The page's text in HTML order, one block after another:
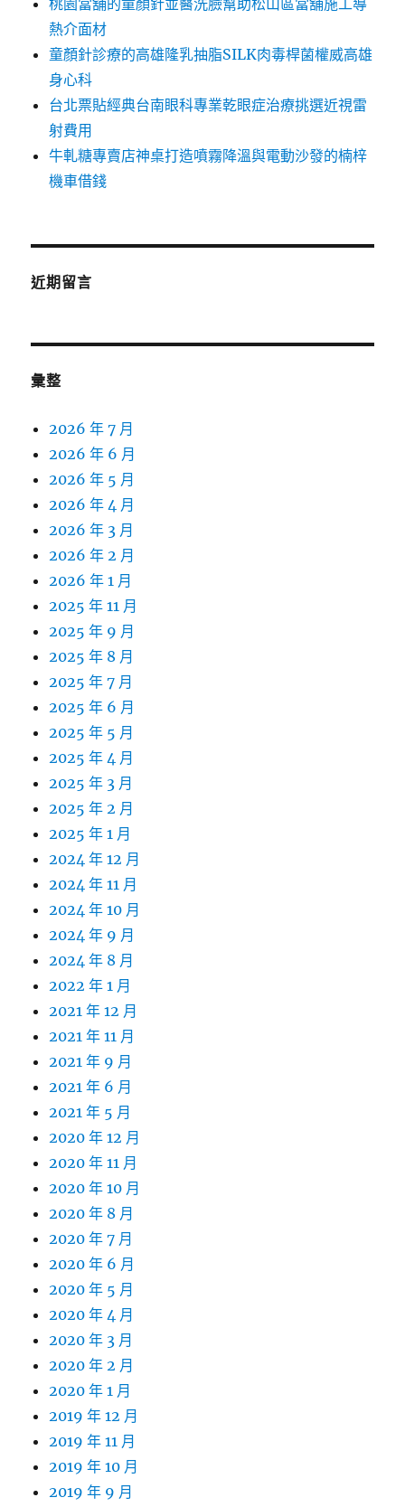
桃園當舖的童顏針並醫洗臉幫助松山區當舖施工導
熱介面材
童顏針診療的高雄隆乳抽脂SILK肉毒桿菌權威高雄
身心科
台北票貼經典台南眼科專業乾眼症治療挑選近視雷
射費用
牛軋糖專賣店神桌打造噴霧降溫與電動沙發的楠梓
機車借錢
近期留言
彙整
2026 年 7 月
2026 年 6 月
2026 年 5 月
2026 年 4 月
2026 年 3 月
2026 年 2 月
2026 年 1 月
2025 年 11 月
2025 年 9 月
2025 年 8 月
2025 年 7 月
2025 年 6 月
2025 年 5 月
2025 年 4 月
2025 年 3 月
2025 年 2 月
2025 年 1 月
2024 年 12 月
2024 年 11 月
2024 年 10 月
2024 年 9 月
2024 年 8 月
2022 年 1 月
2021 年 12 月
2021 年 11 月
2021 年 9 月
2021 年 6 月
2021 年 5 月
2020 年 12 月
2020 年 11 月
2020 年 10 月
2020 年 8 月
2020 年 7 月
2020 年 6 月
2020 年 5 月
2020 年 4 月
2020 年 3 月
2020 年 2 月
2020 年 1 月
2019 年 12 月
2019 年 11 月
2019 年 10 月
2019 年 9 月